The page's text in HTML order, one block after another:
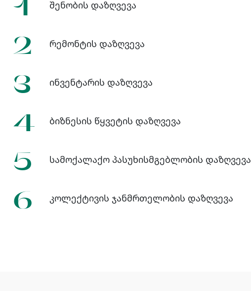
1 შენობის დაზღვევა
2 რემონტის დაზღვევა
3 ინვენტარის დაზღვევა
4 ბიზნესის წყვეტის დაზღვევა
5 სამოქალაქო პასუხისმგებლობის დაზღვევა
6 კოლექტივის ჯანმრთელობის დაზღვევა